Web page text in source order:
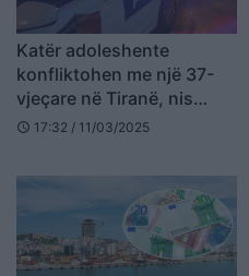
Katër adoleshente
konfliktohen me një 37-
vjeçare në Tiranë, nis
hetimi ndaj tyre
schedule 17:32 / 11/03/2025